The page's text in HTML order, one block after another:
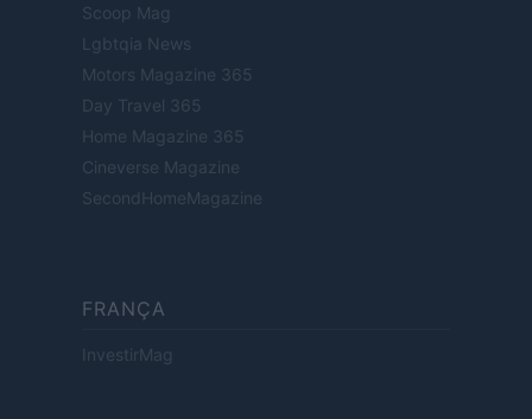
Scoop Mag
Lgbtqia News
Motors Magazine 365
Day Travel 365
Home Magazine 365
Cineverse Magazine
SecondHomeMagazine
FRANÇA
InvestirMag